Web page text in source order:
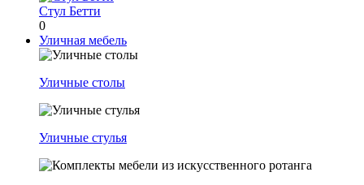
Стул Бетти
0
Уличная мебель
Уличные столы
Уличные стулья